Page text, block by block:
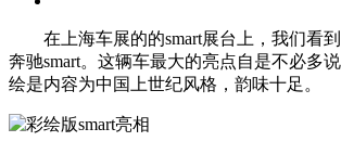
在上海车展的的smart展台上，我们看到
奔驰smart。这辆车最大的亮点自是不必多
绘是内容为中国上世纪风格，韵味十足。